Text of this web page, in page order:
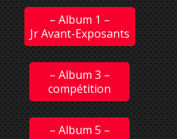
– Album 1 –
Jr Avant-Exposants
– Album 3 –
compétition
– Album 5 –